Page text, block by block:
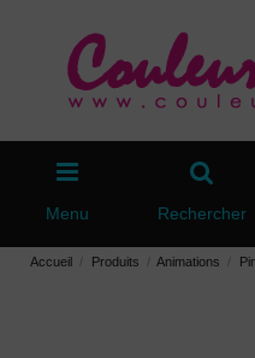
Menu Rechercher
Accueil Produits Animations